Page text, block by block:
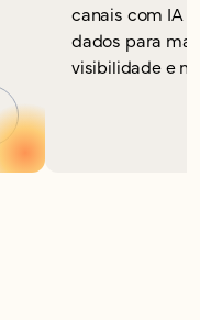
canais com IA
dados para
visibilidade e